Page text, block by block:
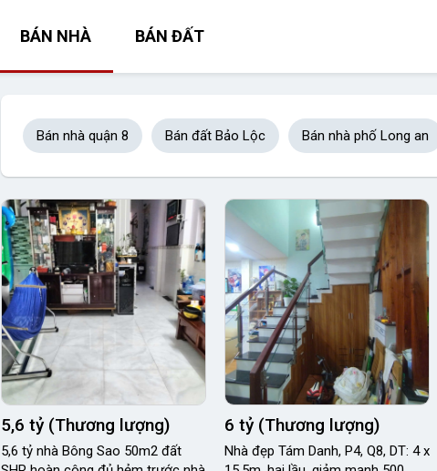
BÁN NHÀ BÁN ĐẤT
Bán nhà quận 8 Bán đất Bảo Lộc Bán nhà phố Long an
5,6 tỷ (Thương lượng)
5,6 tỷ nhà Bông Sao 50m2 đất
6 tỷ (Thương lượng)
Nhà đẹp Tám Danh, P4, Q8, DT: 4 x